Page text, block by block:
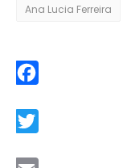
Ana Lucia Ferreira